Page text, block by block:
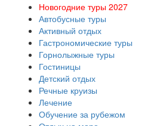
Новогодние туры 2027
Автобусные туры
Активный отдых
Гастрономические туры
Горнолыжные туры
Гостиницы
Детский отдых
Речные круизы
Лечение
Обучение за рубежом